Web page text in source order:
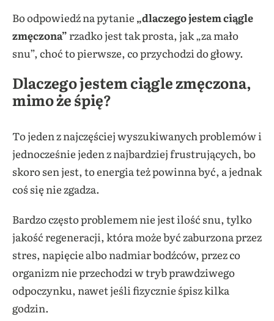
Bo odpowiedź na pytanie „dlaczego jestem ciągle
zmęczona” rzadko jest tak prosta, jak „za mało
snu”, choć to pierwsze, co przychodzi do głowy.
Dlaczego jestem ciągle zmęczona,
mimo że śpię?
To jeden z najczęściej wyszukiwanych problemów i
jednocześnie jeden z najbardziej frustrujących, bo
skoro sen jest, to energia też powinna być, a jednak
coś się nie zgadza.
Bardzo często problemem nie jest ilość snu, tylko
jakość regeneracji, która może być zaburzona przez
stres, napięcie albo nadmiar bodźców, przez co
organizm nie przechodzi w tryb prawdziwego
odpoczynku, nawet jeśli fizycznie śpisz kilka
godzin.